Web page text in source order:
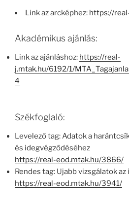
Link az arcképhez: https://
Akadémikus ajánlás:
Link az ajánláshoz: https://real-
j.mtak.hu/6192/1/
4
Székfoglaló:
Levelező tag: Adatok a
és idegvégződéséhez
https://real-eod.mtak.hu/3866/
Rendes tag: Ujabb vizsgálatok
https://real-eod.mtak.hu/3941/